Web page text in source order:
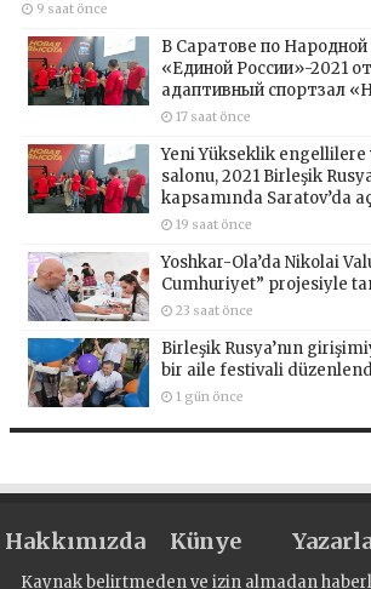
9 saat önce
В Саратове по
«Единой России»-2021
адаптивный спортзал
17 saat önce
Yeni Yükseklik
salonu, 2021 Birleşik
kapsamında Saratov’da
19 saat önce
Yoshkar-Ola’da Nikolai
Cumhuriyet” projesiyle
23 saat önce
Birleşik Rusya’nın
bir aile festivali
1 gün önce
Hakkımızda Künye
Kaynak belirtmeden ve izin almadan